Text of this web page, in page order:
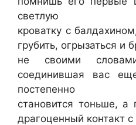
светлую
кроватку с
грубить, огрызаться и
не своими
соединившая вас
постепенно
становится тоньше, а
драгоценный контакт